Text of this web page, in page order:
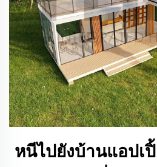
หนีไปยังบ้านแอปเ